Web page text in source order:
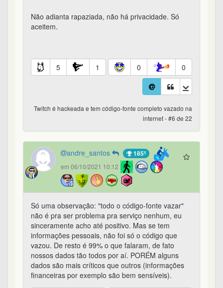
Não adianta rapaziada, não há privacidade. Só
aceitem.
5 1 0 0
Twitch é hackeada e tem código-fonte completo vazado na
internet - #6 de 22
andre_santos 185º
em 06/10/2021 10:12
Só uma observação: "todo o código-fonte vazar"
não é pra ser problema pra serviço nenhum, eu
sinceramente acho até positivo. Mas se tem
informações pessoais, não foi só o código que
vazou. De resto é 99% o que falaram, de fato
nossos dados tão todos por aí. PORÉM alguns
dados são mais críticos que outros (informações
financeiras por exemplo são bem sensíveis).